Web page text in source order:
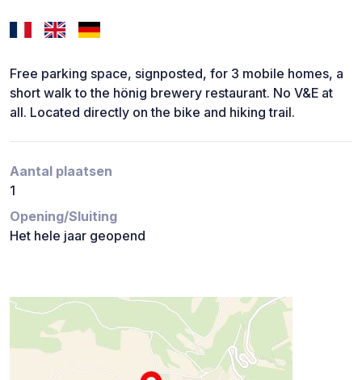
Free parking space, signposted, for 3 mobile homes, a
short walk to the hönig brewery restaurant. No V&E at
all. Located directly on the bike and hiking trail.
Aantal plaatsen
1
Opening/Sluiting
Het hele jaar geopend